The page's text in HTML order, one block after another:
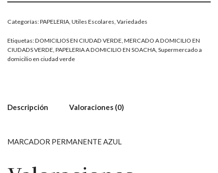
Categorías:PAPELERIA, Utiles Escolares, Variedades
Etiquetas:DOMICILIOS EN CIUDAD VERDE, MERCADO A DOMICILIO EN
CIUDADS VERDE, PAPELERIA A DOMICILIO EN SOACHA, Supermercado a
domicilio en ciudad verde
Descripción Valoraciones (0)
MARCADOR PERMANENTE AZUL